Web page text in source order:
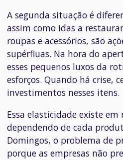
A segunda situação é
assim como idas a
roupas e acessórios, são
supérfluas. Na hora do
esses pequenos luxos da
esforços. Quando há crise,
investimentos nesses itens.
Essa elasticidade existe
dependendo de cada
Domingos, o problema de
porque as empresas não